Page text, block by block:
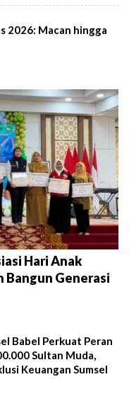
2026: Macan hingga
Hari Anak
Bangun Generasi
Babel Perkuat Peran
Sultan Muda,
Keuangan Sumsel